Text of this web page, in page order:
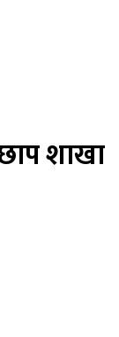
शाखा